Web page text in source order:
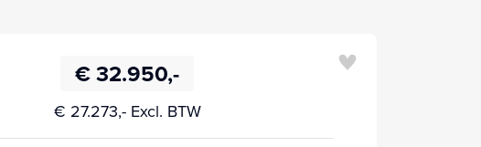
€ 32.950,-
€ 27.273,- Excl. BTW